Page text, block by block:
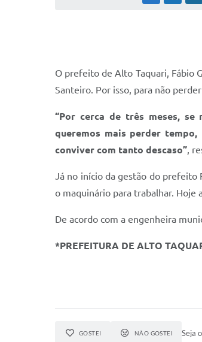
O prefeito de Alto Taquari, Fábio
Santeiro. Por isso, para não
“Por cerca de três meses,
queremos mais perder
conviver com tanto descaso”,
Já no início da gestão do prefeito
o maquinário para trabalhar. Hoje
De acordo com a engenheira
*PREFEITURA DE ALTO
GOSTEI NÃO GOSTEI Seja